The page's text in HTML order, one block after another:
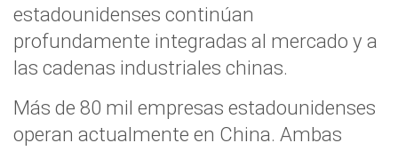
estadounidenses continúan
profundamente integradas al mercado y a
las cadenas industriales chinas.
Más de 80 mil empresas estadounidenses
operan actualmente en China. Ambas